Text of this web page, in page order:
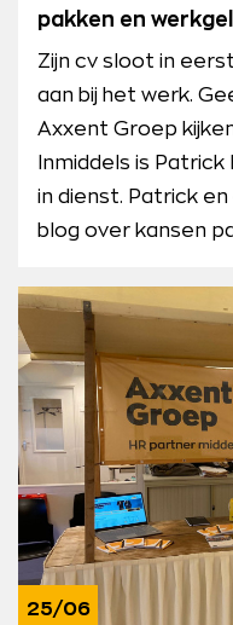
pakken en
Zijn cv sloot in
aan bij het werk.
Axxent Groep
Inmiddels is
in dienst. Patrick
blog over kansen
25/06